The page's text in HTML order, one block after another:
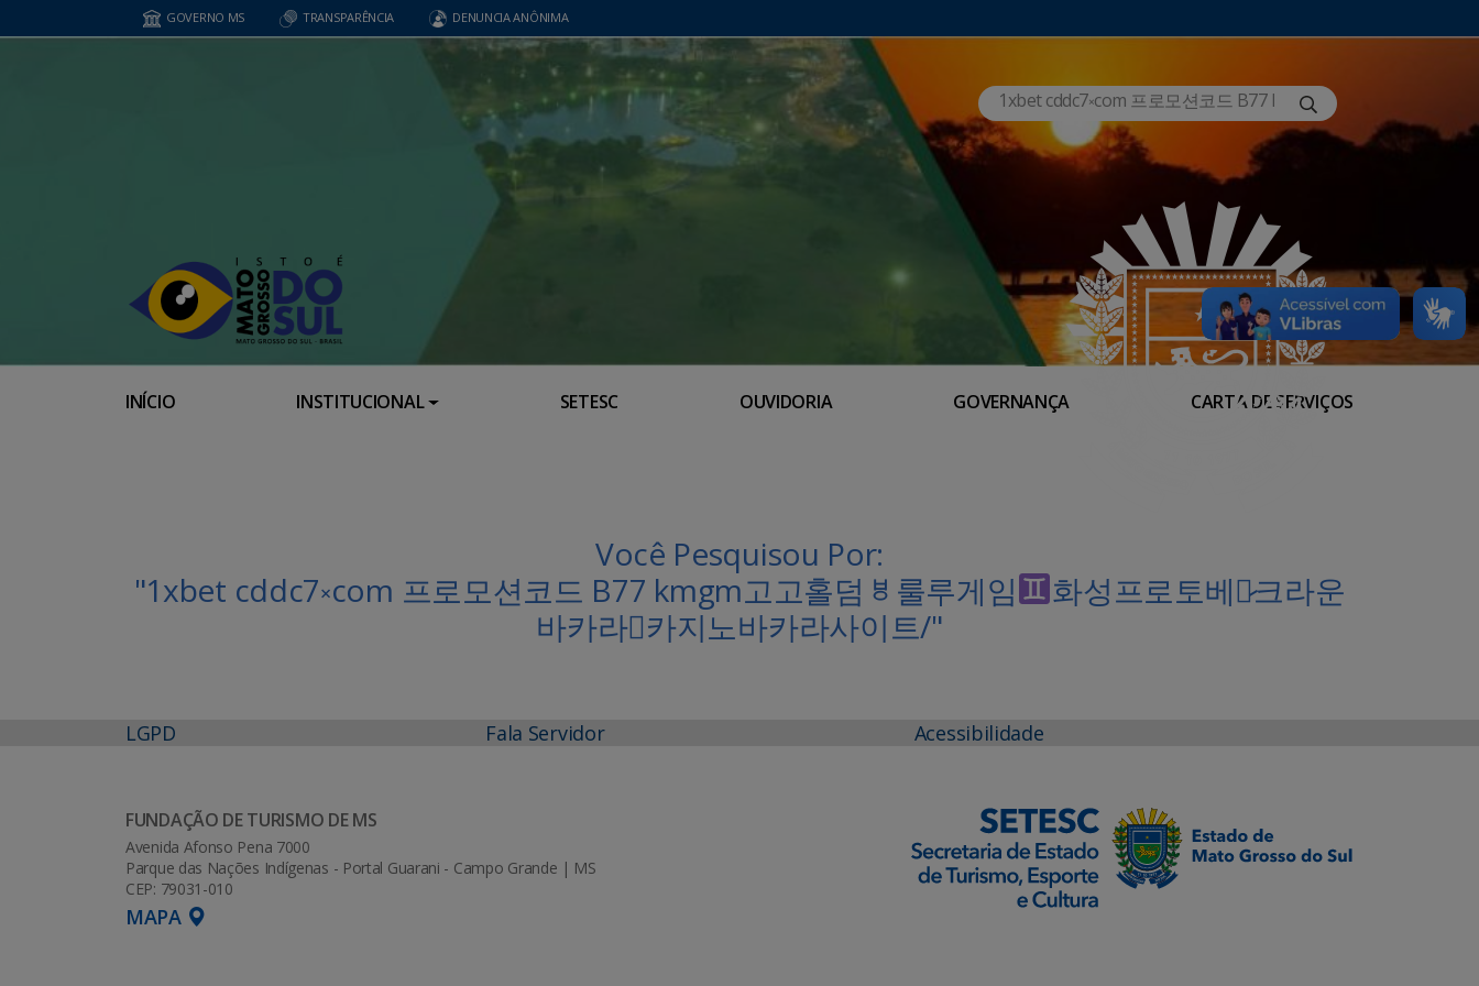
GOVERNO MS TRANSPARÊNCIA DENUNCIA ANÔNIMA
INÍCIO INSTITUCIONAL SETESC OUVIDORIA GOVERNANÇA CARTA DE SERVIÇOS
Você Pesquisou Por:
"1xbet cddc7༝com 프로모션코드 B77 kmgm고고홀덤ᇦ룰루게임
화성프로토베팅̷크라운
바카라✈카지노바카라사이트/"
LGPD Fala Servidor Acessibilidade
FUNDAÇÃO DE TURISMO DE MS
Avenida Afonso Pena 7000
Parque das Nações Indígenas - Portal Guarani - Campo Grande | MS
CEP: 79031-010
MAPA